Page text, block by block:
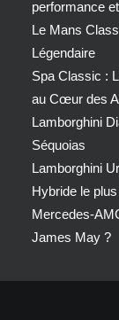
performance
Le Mans
Légendaire
Spa Classic :
au Cœur des
Lamborghini
Séquoias
Lamborghini
Hybride le
Mercedes-
James May ?